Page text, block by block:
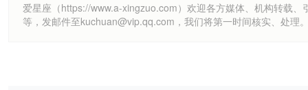
爱星座（https://www.a-xingzuo.com）欢迎各方媒体、机构转载
等，发邮件至kuchuan@vip.qq.com，我们将第一时间核实、处理